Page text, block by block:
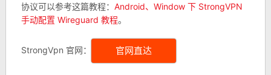
协议可以参考这篇教程： Android、Window 下 StrongVPN
手动配置 Wireguard 教程。
StrongVpn 官网： 官网直达